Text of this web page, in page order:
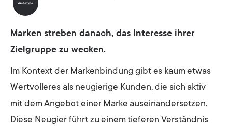
Marken streben danach, das Interesse ihrer
Zielgruppe zu wecken.
Im Kontext der Markenbindung gibt es kaum etwas
Wertvolleres als neugierige Kunden, die sich aktiv
mit dem Angebot einer Marke auseinandersetzen.
Diese Neugier führt zu einem tieferen Verständnis